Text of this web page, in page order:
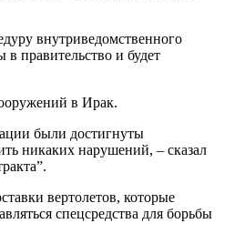
внутриведомственного
правительство и будет
в Ирак.
были достигнуты
никаких нарушений, – сказал
вертолетов, которые
спецсредства для борьбы